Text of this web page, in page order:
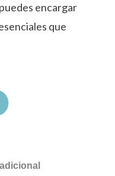
encargar
que